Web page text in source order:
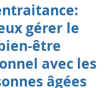
gérer le
être
avec les
âgées